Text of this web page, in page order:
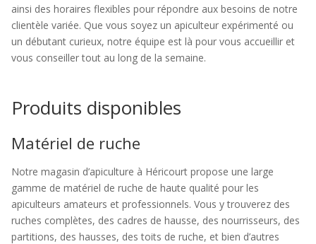
ainsi des horaires flexibles pour répondre aux besoins de notre
clientèle variée. Que vous soyez un apiculteur expérimenté ou
un débutant curieux, notre équipe est là pour vous accueillir et
vous conseiller tout au long de la semaine.
Produits disponibles
Matériel de ruche
Notre magasin d’apiculture à Héricourt propose une large
gamme de matériel de ruche de haute qualité pour les
apiculteurs amateurs et professionnels. Vous y trouverez des
ruches complètes, des cadres de hausse, des nourrisseurs, des
partitions, des hausses, des toits de ruche, et bien d’autres